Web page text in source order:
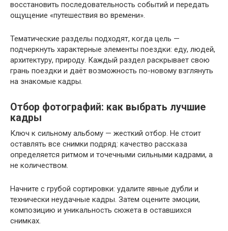
восстановить последовательность событий и передать
ощущение «путешествия во времени».
Тематические разделы подходят, когда цель —
подчеркнуть характерные элементы поездки: еду, людей,
архитектуру, природу. Каждый раздел раскрывает свою
грань поездки и даёт возможность по-новому взглянуть
на знакомые кадры.
Отбор фотографий: как выбрать лучшие
кадры
Ключ к сильному альбому — жесткий отбор. Не стоит
оставлять все снимки подряд: качество рассказа
определяется ритмом и точечными сильными кадрами, а
не количеством.
Начните с грубой сортировки: удалите явные дубли и
технически неудачные кадры. Затем оцените эмоции,
композицию и уникальность сюжета в оставшихся
снимках.